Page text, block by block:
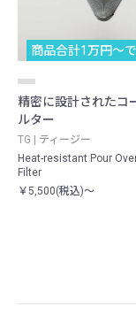
商品合計1万円〜
精密に設計されたコ
ルター
TG | ティージー
Heat-resistant Pour
Filter
￥5,500(税込)～